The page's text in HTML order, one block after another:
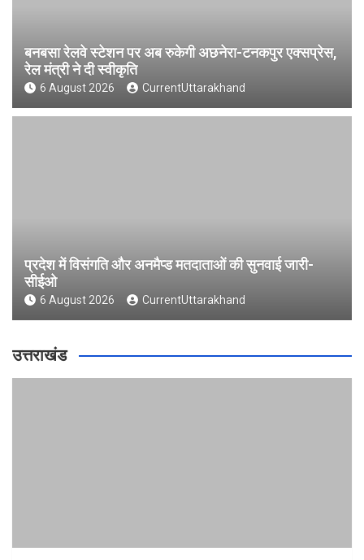
बनबसा रेलवे स्टेशन पर अब रुकेगी अछनेरा-टनकपुर एक्सप्रेस,
रेल मंत्री ने दी स्वीकृति
6 August 2026 CurrentUttarakhand
प्रदेश में विसंगति और अनमैप्ड मतदाताओं की सुनवाई जारी-
सीईओ
6 August 2026 CurrentUttarakhand
उत्तराखंड